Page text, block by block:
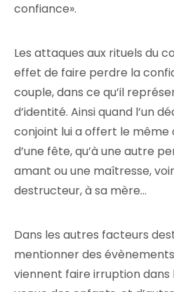
confiance».
Les attaques aux rituels du
effet de faire perdre la
couple, dans ce qu’il
d’identité. Ainsi quand l’un
conjoint lui a offert le même
d’une fête, qu’à une autre
amant ou une maîtresse,
destructeur, à sa mère…
Dans les autres facteurs
mentionner des
viennent faire irruption dans